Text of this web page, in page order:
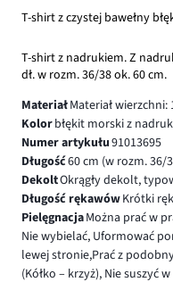
T-shirt z czystej bawełny
T-shirt z nadrukiem. Z
dł. w rozm. 36/38 ok. 60 cm.
MateriałMateriał wierzchni:
Kolorbłękit morski z
Numer artykułu91013695
Długość60 cm (w rozm. 36/
DekoltOkrągły dekolt,
Długość rękawówKrótki
PielęgnacjaMożna prać w
Nie wybielać, Uformować
lewej stronie,Prać z
(Kółko – krzyż), Nie suszyć